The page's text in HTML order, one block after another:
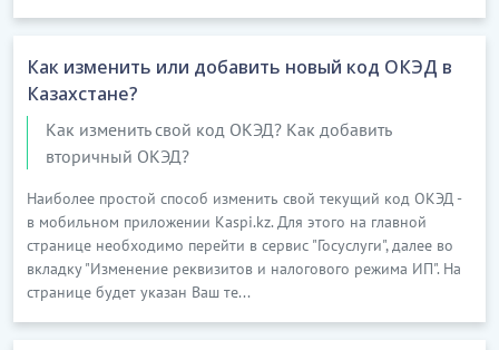
функционалды органикалық қосылыстар,
синтетикалық глицерин; ағашты айдау
жолымен алынған өнімдерді қоса алғанда,
басқа да органикалық қосылыстар (мысалы,
синтетикалық хош иісті өнімдер өндіру
таскөмір шайырын айдаукіреді
Бұл ішкі класқа:
көмірсутекті шикізаттан қарапайым эфирді
Как изменить или добавить новый код ОКЭД в
Казахстане?
Как изменить свой код ОКЭД? Как добавить
вторичный ОКЭД?
Наиболее простой способ изменить свой текущий код ОКЭД -
в мобильном приложении Kaspi.kz. Для этого на главной
странице необходимо перейти в сервис "Госуслуги", далее во
вкладку "Изменение реквизитов и налогового режима ИП". На
странице будет указан Ваш те...